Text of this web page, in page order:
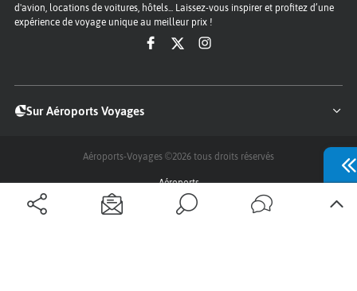
d'avion, locations de voitures, hôtels... Laissez-vous inspirer et profitez d’une
expérience de voyage unique au meilleur prix !
Sur Aéroports Voyages
Aéroports-Voyages ©2026 tous droits réservés
Aéroports
Conditions générales
Politique de confidentialité
Questions - Réponses